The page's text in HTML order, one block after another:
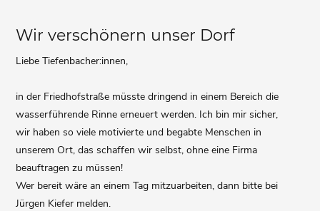
Wir verschönern unser Dorf
Liebe Tiefenbacher:innen,
in der Friedhofstraße müsste dringend in einem Bereich die
wasserführende Rinne erneuert werden. Ich bin mir sicher,
wir haben so viele motivierte und begabte Menschen in
unserem Ort, das schaffen wir selbst, ohne eine Firma
beauftragen zu müssen!
Wer bereit wäre an einem Tag mitzuarbeiten, dann bitte bei
Jürgen Kiefer melden.